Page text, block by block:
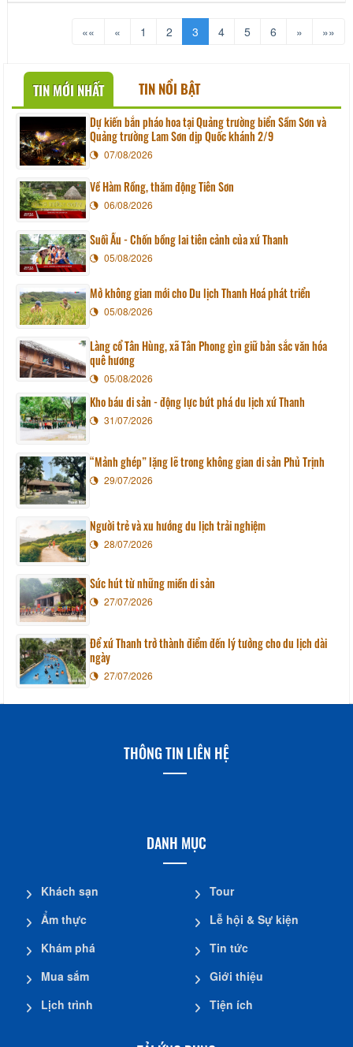
tỉnh Thanh Hóa). Đây là minh chứng
sống động cho tinh thần tự lực tự
Nam trong thời
«« « 1 2 3 4 5 6 » »»
TIN MỚI NHẤT TIN NỔI BẬT
Dự kiến bắn pháo hoa tại Quảng trường biển Sầm Sơn và
Quảng trường Lam Sơn dịp Quốc khánh 2/9
07/08/2026
Về Hàm Rồng, thăm động Tiên Sơn
06/08/2026
Suối Ấu - Chốn bồng lai tiên cảnh của xứ Thanh
05/08/2026
Mở không gian mới cho Du lịch Thanh Hoá phát triển
05/08/2026
Làng cổ Tân Hùng, xã Tân Phong gìn giữ bản sắc văn hóa
quê hương
05/08/2026
Kho báu di sản - động lực bứt phá du lịch xứ Thanh
31/07/2026
“Mảnh ghép” lặng lẽ trong không gian di sản Phủ Trịnh
29/07/2026
Người trẻ và xu hướng du lịch trải nghiệm
28/07/2026
Sức hút từ những miền di sản
27/07/2026
Để xứ Thanh trở thành điểm đến lý tưởng cho du lịch dài
ngày
27/07/2026
THÔNG TIN LIÊN HỆ
DANH MỤC
Khách sạn
Ẩm thực
Khám phá
Mua sắm
Lịch trình
Tour
Lễ hội & Sự kiện
Tin tức
Giới thiệu
Tiện ích